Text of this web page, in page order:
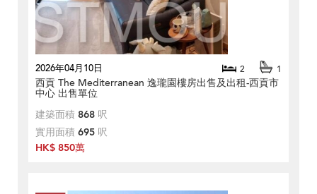
2026年04月10日 2 1
西貢 The Mediterranean 逸瓏園樓房出售及出租-西貢市
中心 出售單位
建築面積 868 呎
實用面積 695 呎
HK$ 850萬